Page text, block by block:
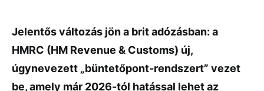
Jelentős változás jön a brit adózásban: a
HMRC (HM Revenue & Customs) új,
úgynevezett „büntetőpont-rendszert” vezet
be, amely már 2026-tól hatással lehet az